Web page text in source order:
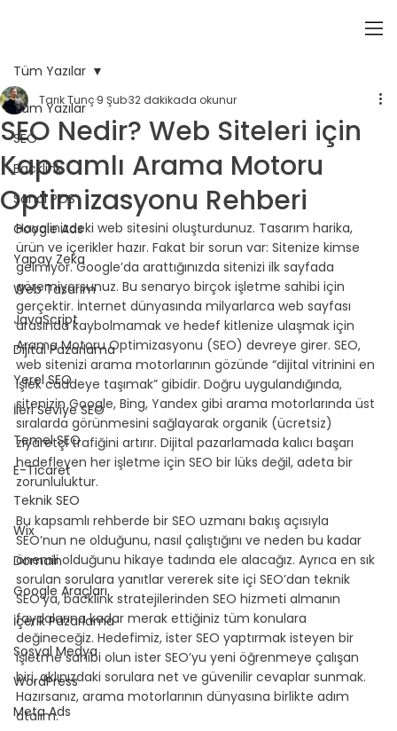
Tüm Yazılar
SEO
Backlink
Sanal POS
Google Ads
Yapay Zeka
Web Tasarım
JavaScript
Dijital Pazarlama
Yerel SEO
İleri Seviye SEO
Temel SEO
E-Ticaret
Teknik SEO
Wix
Domain
Google Araçları
İçerik Pazarlama
Sosyal Medya
WordPress
Meta Ads
Tüm Yazılar
SEO Nedir? Web Siteleri için
Kapsamlı Arama Motoru
Optimizasyonu Rehberi
Tarık Tunç 9 Şub32 dakikada okunur
Hayalinizdeki web sitesini oluşturdunuz. Tasarım harika,
ürün ve içerikler hazır. Fakat bir sorun var: Sitenize kimse
gelmiyor. Google’da arattığınızda sitenizi ilk sayfada
göremiyorsunuz. Bu senaryo birçok işletme sahibi için
gerçektir. İnternet dünyasında milyarlarca web sayfası
arasında kaybolmamak ve hedef kitlenize ulaşmak için
Arama Motoru Optimizasyonu (SEO) devreye girer. SEO,
web sitenizi arama motorlarının gözünde “dijital vitrinini en
işlek caddeye taşımak” gibidir. Doğru uygulandığında,
sitenizin Google, Bing, Yandex gibi arama motorlarında üst
sıralarda görünmesini sağlayarak organik (ücretsiz)
ziyaretçi trafiğini artırır. Dijital pazarlamada kalıcı başarı
hedefleyen her işletme için SEO bir lüks değil, adeta bir
zorunluluktur.
Bu kapsamlı rehberde bir SEO uzmanı bakış açısıyla
SEO’nun ne olduğunu, nasıl çalıştığını ve neden bu kadar
önemli olduğunu hikaye tadında ele alacağız. Ayrıca en sık
sorulan sorulara yanıtlar vererek site içi SEO’dan teknik
SEO’ya, backlink stratejilerinden SEO hizmeti almanın
faydalarına kadar merak ettiğiniz tüm konulara
değineceğiz. Hedefimiz, ister SEO yaptırmak isteyen bir
işletme sahibi olun ister SEO’yu yeni öğrenmeye çalışan
biri, aklınızdaki sorulara net ve güvenilir cevaplar sunmak.
Hazırsanız, arama motorlarının dünyasına birlikte adım
atalım.